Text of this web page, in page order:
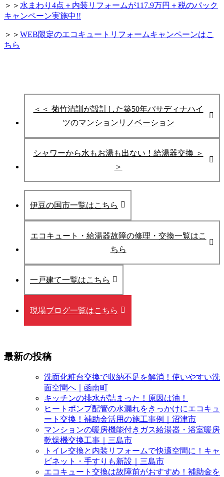
＞＞ 水まわり4点＋内装リフォームが117.9万円＋税のパック
キャンペーン実施中!!
＞＞ WEB限定のエコキュートリフォームキャンペーンはこ
ちら
＜＜ 菊竹清訓が設計した築50年パサディナハイ
ツのマンションリノベーション
シャワーから水もお湯も出ない！給湯器交換 ＞
＞
伊豆の国市一覧はこちら
エコキュート・給湯器故障の修理・交換一覧はこ
ちら
一戸建て一覧はこちら
現場ブログ一覧はこちら
最新の投稿
洗面化粧台交換で収納不足を解消！使いやすい洗
面空間へ｜函南町
キッチンの排水が詰まった！原因は油！
ヒートポンプ配管の水漏れをきっかけにエコキュ
ート交換！補助金活用の施工事例｜沼津市
マンションの暖房機能付きガス給湯器・浴室暖房
乾燥機交換工事｜三島市
トイレ交換と内装リフォームで快適空間に！キャ
ビネット・手すりも新設｜三島市
エコキュート交換は故障前がおすすめ！補助金を